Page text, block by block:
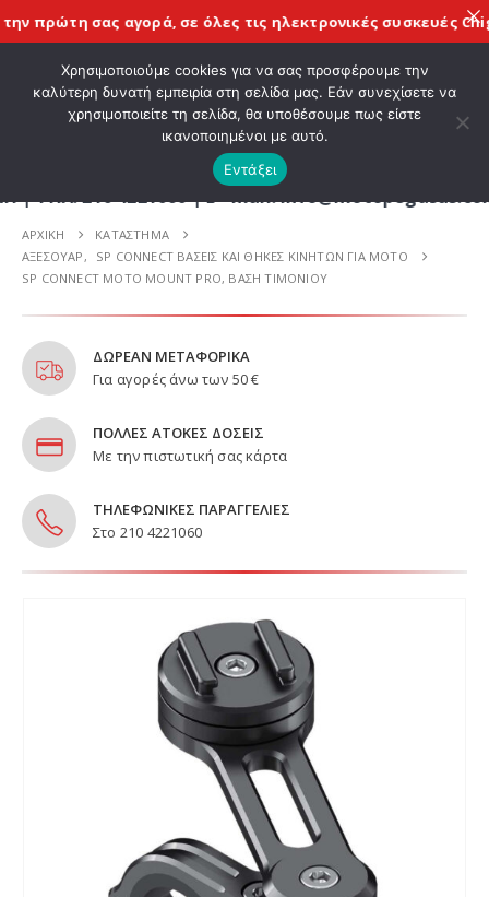
ΚΑΛΩΣ ΗΡΘΑΤΕ ΣΤΟ E-SHOP ΜΟΤΟ ΠΗΓΑΣΟΣ !
| E - mail: info@motopegasus.com |
ΑΡΧΙΚΉ
ΚΑΤΆΣΤΗΜΑ
ΑΞΕΣΟΥΑΡ,
SP CONNECT ΒΆΣΕΙΣ ΚΑΙ ΘΉΚΕΣ ΚΙΝΗΤΏΝ ΓΙΑ ΜΟΤΟ
SP CONNECT MOTO MOUNT PRO, ΒΆΣΗ ΤΙΜΟΝΙΟΎ
ΔΩΡΕΑΝ ΜΕΤΑΦΟΡΙΚΑ
Για αγορές άνω των 50 €
ΠΟΛΛΕΣ ΑΤΟΚΕΣ ΔΟΣΕΙΣ
Με την πιστωτική σας κάρτα
ΤΗΛΕΦΩΝΙΚΕΣ ΠΑΡΑΓΓΕΛΙΕΣ
Στο 210 4221060
πρώτη σας αγορά, σε όλες τιςηλεκτρονικές συσκευές
Χρησιμοποιούμε cookies για να σας προσφέρουμε την
καλύτερη δυνατή εμπειρία στη σελίδα μας. Εάν συνεχίσετε να
χρησιμοποιείτε τη σελίδα, θα υποθέσουμε πως είστε
ικανοποιημένοι με αυτό.
Εντάξει